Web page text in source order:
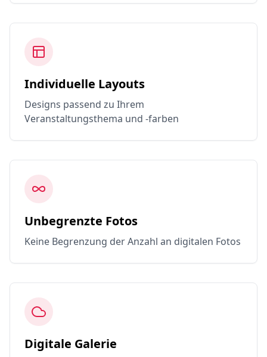
Individuelle Layouts
Designs passend zu Ihrem
Veranstaltungsthema und -farben
Unbegrenzte Fotos
Keine Begrenzung der Anzahl an digitalen Fotos
Digitale Galerie